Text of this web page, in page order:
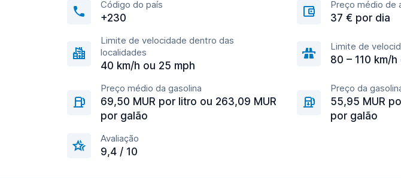
Código do país
+230
Preço médio de
37 € por dia
Limite de velocidade dentro das
localidades
40 km/h ou 25 mph
Limite de
80 – 110 km/
Preço médio da gasolina
69,50 MUR por litro ou 263,09 MUR
por galão
Preço da
55,95 MUR
por galão
Avaliação
9,4 / 10